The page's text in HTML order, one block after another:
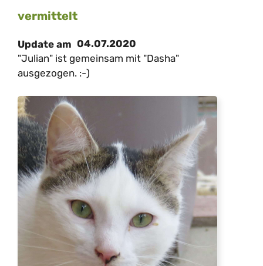
vermittelt
Update am 04.07.2020
"Julian" ist gemeinsam mit "Dasha"
ausgezogen. :-)